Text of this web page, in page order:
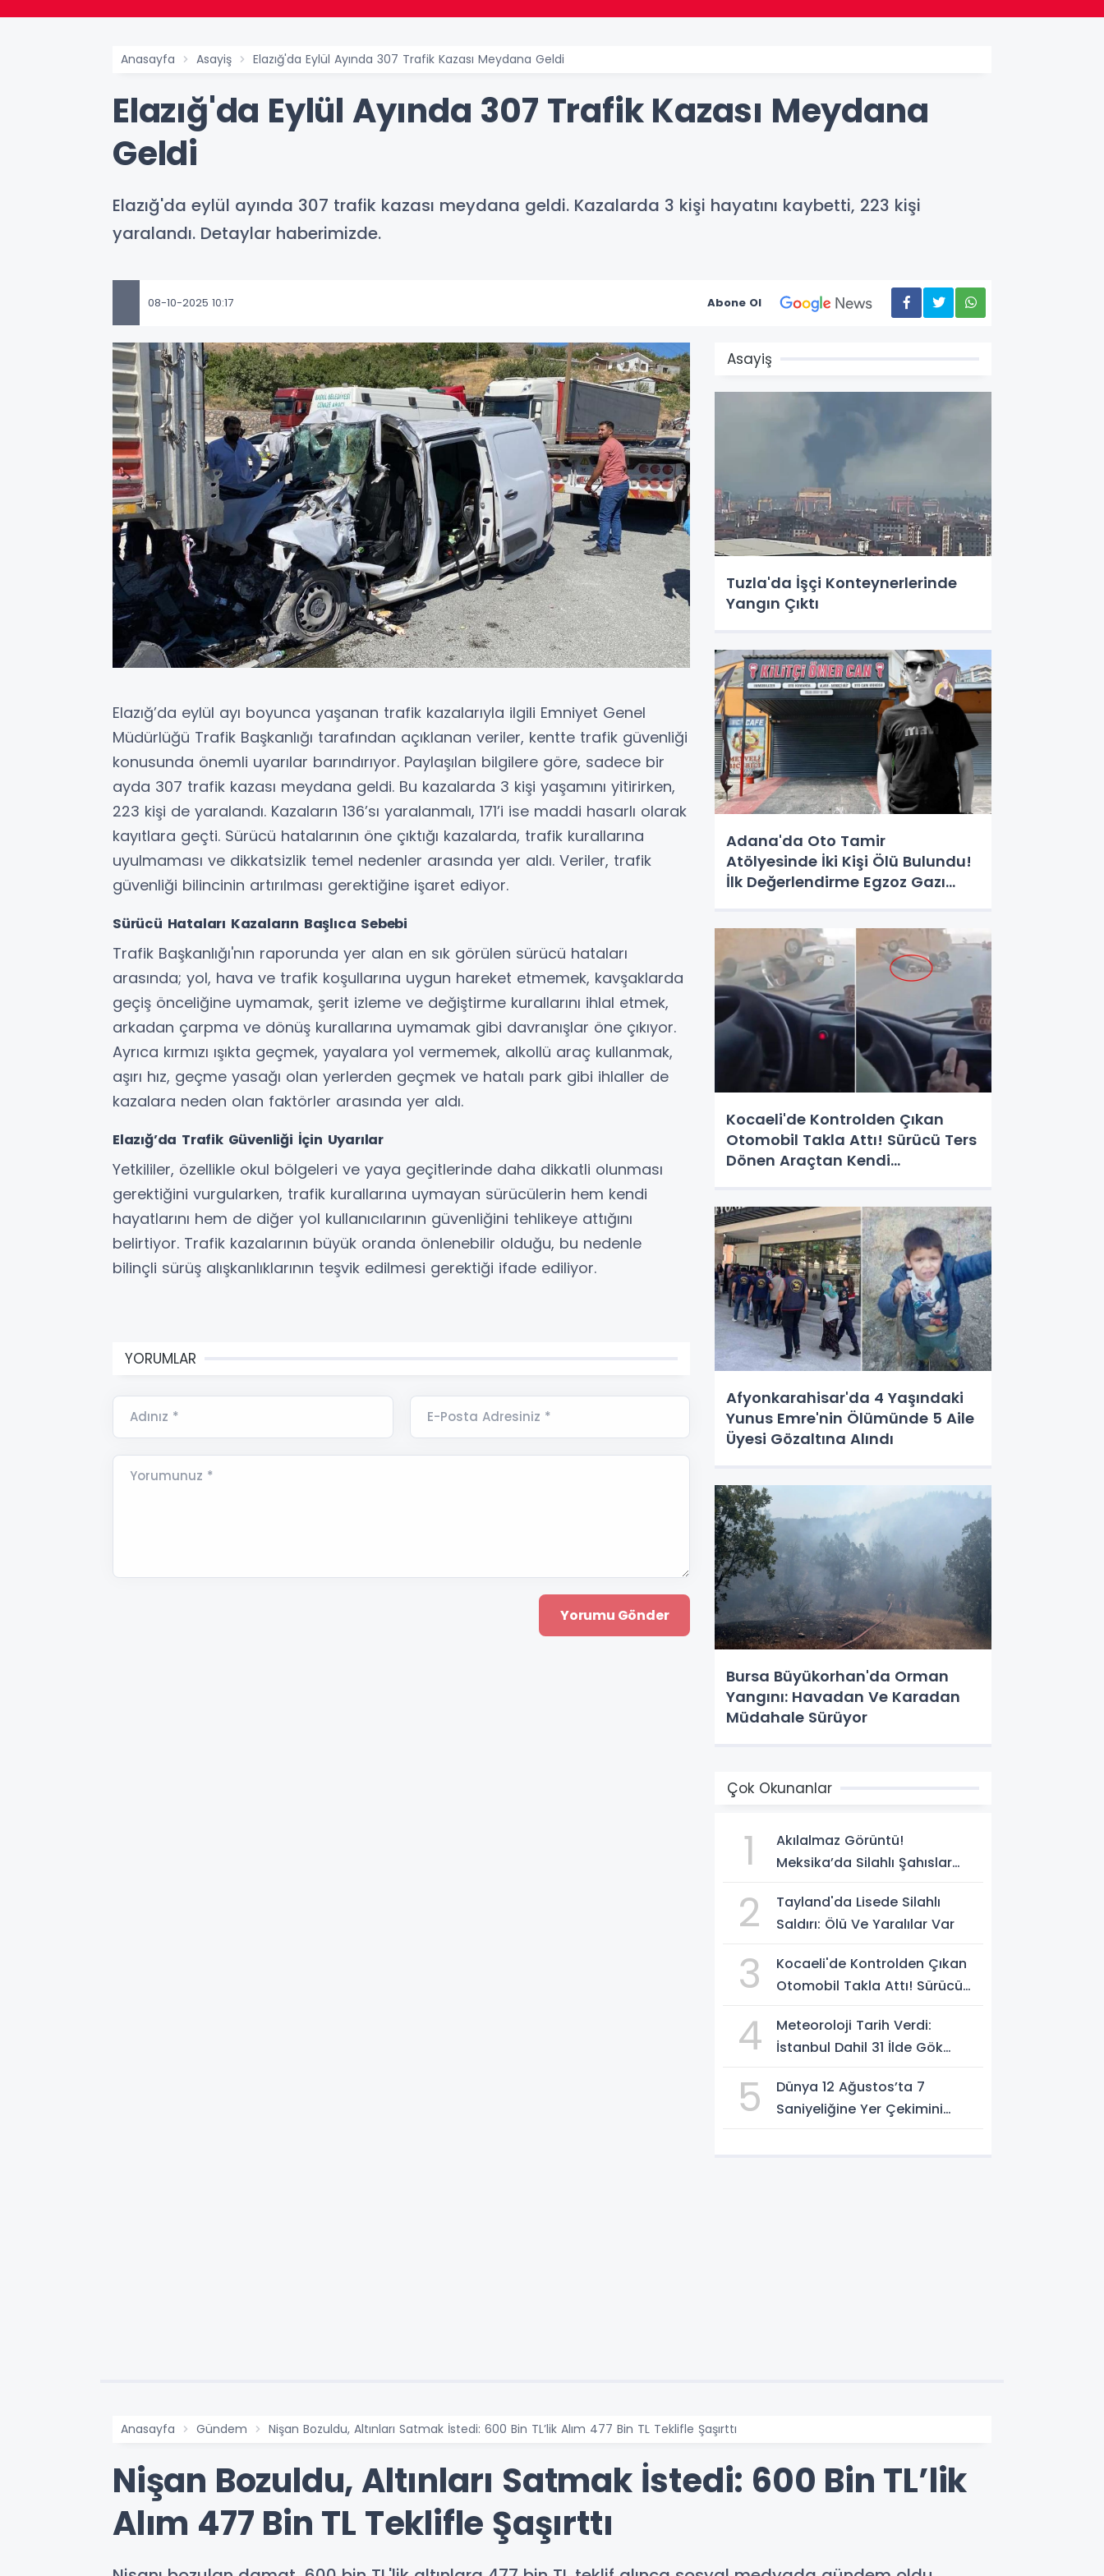
Anasayfa Asayiş Elazığ'da Eylül Ayında 307 Trafik Kazası Meydana Geldi
Elazığ'da Eylül Ayında 307 Trafik Kazası Meydana
Geldi
Elazığ'da eylül ayında 307 trafik kazası meydana geldi. Kazalarda 3 kişi hayatını kaybetti, 223 kişi
yaralandı. Detaylar haberimizde.
08-10-2025 10:17 Abone Ol
Elazığ’da eylül ayı boyunca yaşanan trafik kazalarıyla ilgili Emniyet Genel
Müdürlüğü Trafik Başkanlığı tarafından açıklanan veriler, kentte trafik güvenliği
konusunda önemli uyarılar barındırıyor. Paylaşılan bilgilere göre, sadece bir
ayda 307 trafik kazası meydana geldi. Bu kazalarda 3 kişi yaşamını yitirirken,
223 kişi de yaralandı. Kazaların 136’sı yaralanmalı, 171’i ise maddi hasarlı olarak
kayıtlara geçti. Sürücü hatalarının öne çıktığı kazalarda, trafik kurallarına
uyulmaması ve dikkatsizlik temel nedenler arasında yer aldı. Veriler, trafik
güvenliği bilincinin artırılması gerektiğine işaret ediyor.
Sürücü Hataları Kazaların Başlıca Sebebi
Trafik Başkanlığı'nın raporunda yer alan en sık görülen sürücü hataları
arasında; yol, hava ve trafik koşullarına uygun hareket etmemek, kavşaklarda
geçiş önceliğine uymamak, şerit izleme ve değiştirme kurallarını ihlal etmek,
arkadan çarpma ve dönüş kurallarına uymamak gibi davranışlar öne çıkıyor.
Ayrıca kırmızı ışıkta geçmek, yayalara yol vermemek, alkollü araç kullanmak,
aşırı hız, geçme yasağı olan yerlerden geçmek ve hatalı park gibi ihlaller de
kazalara neden olan faktörler arasında yer aldı.
Elazığ’da Trafik Güvenliği İçin Uyarılar
Yetkililer, özellikle okul bölgeleri ve yaya geçitlerinde daha dikkatli olunması
gerektiğini vurgularken, trafik kurallarına uymayan sürücülerin hem kendi
hayatlarını hem de diğer yol kullanıcılarının güvenliğini tehlikeye attığını
belirtiyor. Trafik kazalarının büyük oranda önlenebilir olduğu, bu nedenle
bilinçli sürüş alışkanlıklarının teşvik edilmesi gerektiği ifade ediliyor.
YORUMLAR
Adınız * E-Posta Adresiniz *
Yorumunuz *
Asayiş
Tuzla'da İşçi Konteynerlerinde
Yangın Çıktı
Adana'da Oto Tamir
Atölyesinde İki Kişi Ölü Bulundu!
İlk Değerlendirme Egzoz Gazı
Kocaeli'de Kontrolden Çıkan
Otomobil Takla Attı! Sürücü Ters
Dönen Araçtan Kendi
Afyonkarahisar'da 4 Yaşındaki
Yunus Emre'nin Ölümünde 5 Aile
Üyesi Gözaltına Alındı
Bursa Büyükorhan'da Orman
Yangını: Havadan Ve Karadan
Müdahale Sürüyor
Çok Okunanlar
1
Akılalmaz Görüntü!
Meksika’da Silahlı Şahıslar
Rahatça Geçti
2
Tayland'da Lisede Silahlı
Saldırı: Ölü Ve Yaralılar Var
3
Kocaeli'de Kontrolden Çıkan
Otomobil Takla Attı! Sürücü
İmkanlarıyla Çıktı
4
Meteoroloji Tarih Verdi:
İstanbul Dahil 31 İlde Gök
5
Dünya 12 Ağustos’ta 7
Saniyeliğine Yer Çekimini
Anasayfa Gündem Nişan Bozuldu, Altınları Satmak İstedi: 600 Bin TL’lik Alım 477 Bin TL Teklifle Şaşırttı
Nişan Bozuldu, Altınları Satmak İstedi: 600 Bin TL’lik
Alım 477 Bin TL Teklifle Şaşırttı